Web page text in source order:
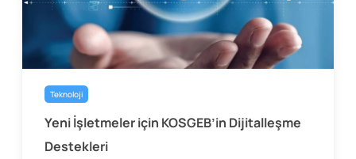
Teknoloji
Yeni İşletmeler için KOSGEB’in Dijitalleşme
Destekleri